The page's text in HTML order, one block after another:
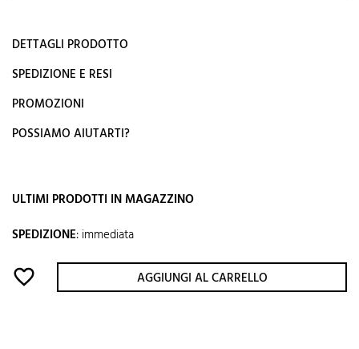
DETTAGLI PRODOTTO
SPEDIZIONE E RESI
PROMOZIONI
POSSIAMO AIUTARTI?
ULTIMI PRODOTTI IN MAGAZZINO
SPEDIZIONE: immediata
favorite_border AGGIUNGI AL CARRELLO